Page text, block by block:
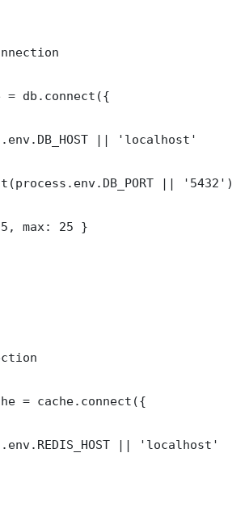
= db.connect({
|| 'localhost'
|| '5432')
max: 25 }
= cache.connect({
|| 'localhost'